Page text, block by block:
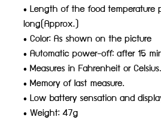
• Length of the food temperature
long(Approx.)
• Color: As shown on the picture
• Automatic power-off: after 15
• Measures in Fahrenheit or Celsius.
• Memory of last measure.
• Low battery sensation and
• Weight: 47g